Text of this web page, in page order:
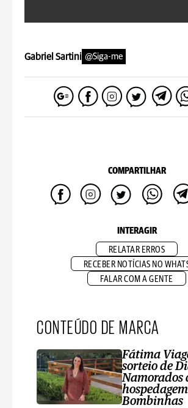
Gabriel Sartini @Siga-me
COMPARTILHAR
INTERAGIR
RELATAR ERROS
RECEBER NOTÍCIAS NO
FALAR COM A GENTE
CONTEÚDO DE MARCA
Fátima
sorteio de
Namorados
Bombinhas